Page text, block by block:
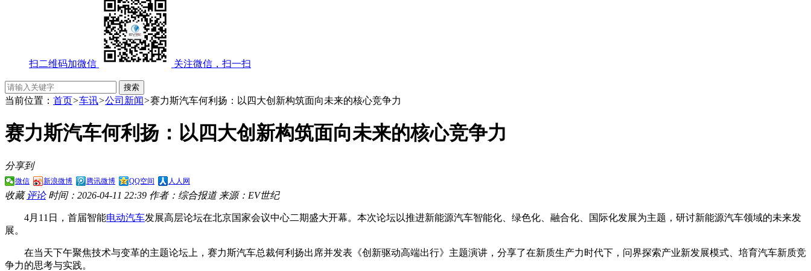
扫二维码加微信 关注微信，扫一扫
当前位置： 首页>车讯>公司新闻>赛力斯汽车何利扬：以四大创新构筑面向未来的核心竞争力
赛力斯汽车何利扬：以四大创新构筑面向未来的核心竞争力
分享到
微信 新浪微博 腾讯微博 QQ空间 人人网
收藏 评论 时间：2026-04-11 22:39 作者：综合报道 来源：EV世纪
4月11日，首届智能电动汽车发展高层论坛在北京国家会议中心二期盛大开幕。本次论坛以推进新能源汽车智能化、绿色化、融合化、国际化发展为主题，研讨新能源汽车领域的未来发
展。
在当天下午聚焦技术与变革的主题论坛上，赛力斯汽车总裁何利扬出席并发表《创新驱动高端出行》主题演讲，分享了在新质生产力时代下，问界探索产业新发展模式、培育汽车新质竞
争力的思考与实践。